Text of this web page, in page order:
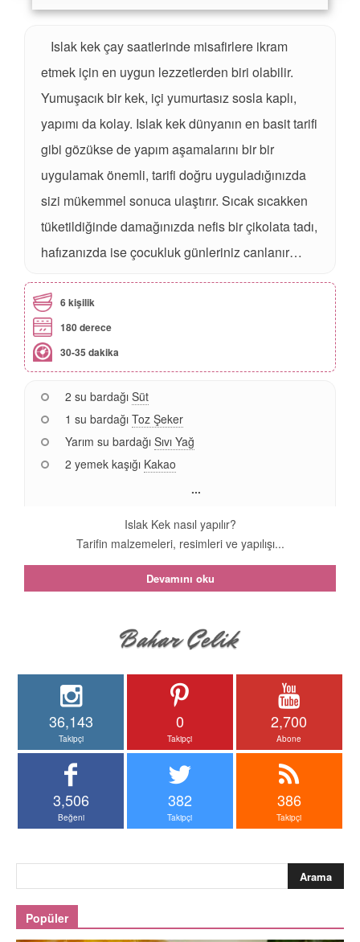
Islak kek çay saatlerinde misafirlere ikram
etmek için en uygun lezzetlerden biri olabilir.
Yumuşacık bir kek, içi yumurtasız sosla kaplı,
yapımı da kolay. Islak kek dünyanın en basit tarifi
gibi gözükse de yapım aşamalarını bir bir
uygulamak önemli, tarifi doğru uyguladığınızda
sizi mükemmel sonuca ulaştırır. Sıcak sıcakken
tüketildiğinde damağınızda nefis bir çikolata tadı,
hafızanızda ise çocukluk günleriniz canlanır…
6 kişilik
180 derece
30-35 dakika
2 su bardağı Süt
1 su bardağı Toz Şeker
Yarım su bardağı Sıvı Yağ
2 yemek kaşığı Kakao
...
Islak Kek nasıl yapılır?
Tarifin malzemeleri, resimleri ve yapılışı...
Devamını oku
36,143
Takipçi
0
Takipçi
2,700
Abone
3,506
Beğeni
382
Takipçi
386
Takipçi
Popüler